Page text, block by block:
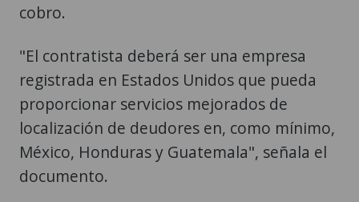
cobro.
"El contratista deberá ser una empresa
registrada en Estados Unidos que pueda
proporcionar servicios mejorados de
localización de deudores en, como mínimo,
México, Honduras y Guatemala", señala el
documento.